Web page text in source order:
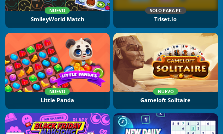
NUEVO
SmileyWorld Match
SOLO PARA PC
Triset.io
NUEVO
Little Panda
NUEVO
Gameloft Solitaire